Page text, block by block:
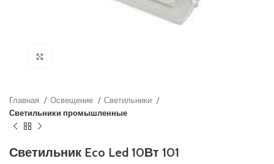
Главная Освещение
Светильники
Светильники промышленные
Светильник Eco Led 10Вт 101